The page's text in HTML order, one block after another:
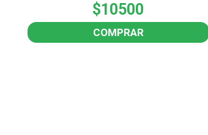
$10500
COMPRAR